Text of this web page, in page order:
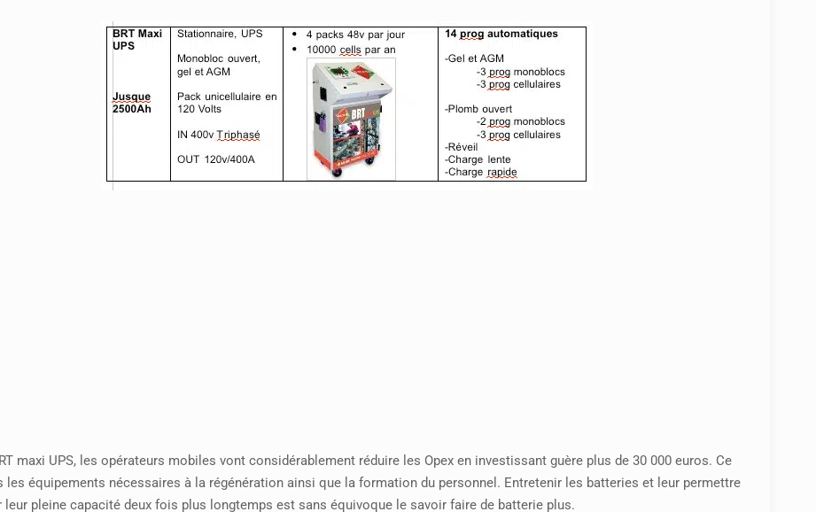
maxi UPS, les opérateurs mobiles vont considérablement réduire les Opex en investissant guère plus de 30 000 euros. Ce
les équipements nécessaires à la régénération ainsi que la formation du personnel. Entretenir les batteries et leur permettre
leur pleine capacité deux fois plus longtemps est sans équivoque le savoir faire de batterie plus.